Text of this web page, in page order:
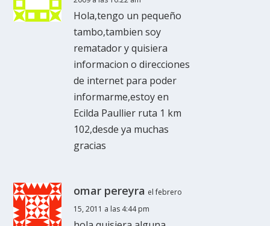
Hola,tengo un pequeño
tambo,tambien soy
rematador y quisiera
informacion o direcciones
de internet para poder
informarme,estoy en
Ecilda Paullier ruta 1 km
102,desde ya muchas
gracias
omar pereyra el febrero
15, 2011 a las 4:44 pm